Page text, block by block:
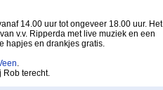
14.00 uur tot ongeveer 18.00 uur. Het
v.v. Ripperda met live muziek en een
hapjes en drankjes gratis.
.
Rob terecht.